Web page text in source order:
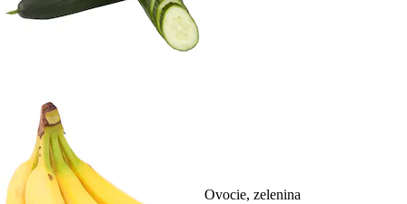
Ovocie, zelenina